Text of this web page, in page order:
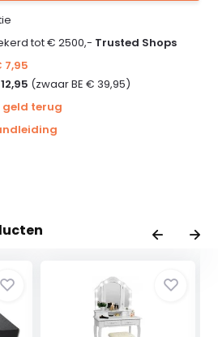
tot € 2500,- Trusted Shops
7,95
(zwaar BE € 39,95)
geld terug